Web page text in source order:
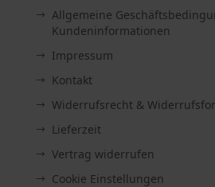
Allgemeine
Kundeninformationen
Impressum
Kontakt
Widerrufsrecht &
Lieferzeit
Vertrag widerrufen
Cookie Einstellungen